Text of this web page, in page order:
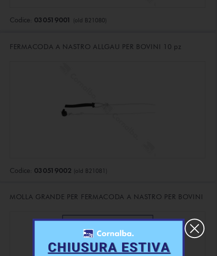
Codice: 030519001 (old B21080)
FERMACODA A NASTRO ALLGAU PER BOVINI 10 pz
Codice: 030519002 (old B21081)
MOLLA GRANDE PER FERMACODA A NASTRO PER BOVINI
×